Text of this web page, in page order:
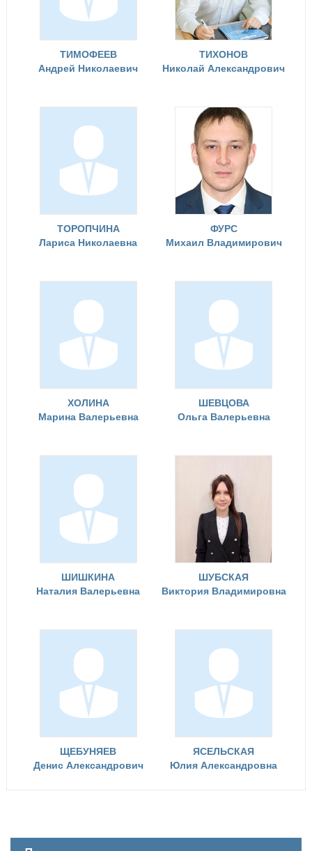
ТИМОФЕЕВ
Андрей Николаевич
ТИХОНОВ
Николай Александрович
ТОРОПЧИНА
Лариса Николаевна
ФУРС
Михаил Владимирович
ХОЛИНА
Марина Валерьевна
ШЕВЦОВА
Ольга Валерьевна
ШИШКИНА
Наталия Валерьевна
ШУБСКАЯ
Виктория Владимировна
ЩЕБУНЯЕВ
Денис Александрович
ЯСЕЛЬСКАЯ
Юлия Александровна